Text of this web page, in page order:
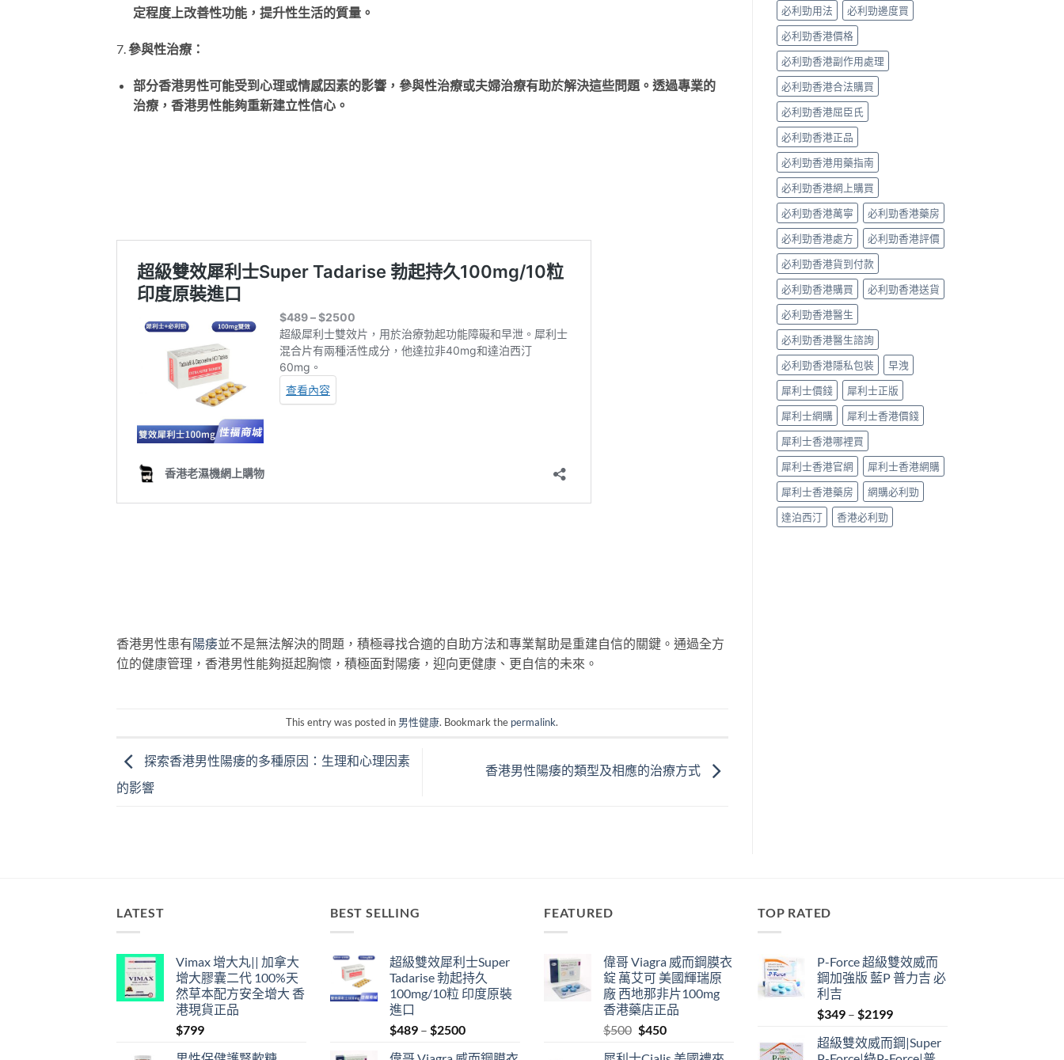
定程度上改善性功能，提升性生活的質量。
7. 參與性治療：
部分香港男性可能受到心理或情感因素的影響，參與性治療或夫婦治療有助於解決這些問題。透過專業的
治療，香港男性能夠重新建立性信心。
香港男性患有陽痿並不是無法解決的問題，積極尋找合適的自助方法和專業幫助是重建自信的關鍵。通過全方
位的健康管理，香港男性能夠挺起胸懷，積極面對陽痿，迎向更健康、更自信的未來。
This entry was posted in 男性健康. Bookmark the permalink.
探索香港男性陽痿的多種原因：生理和心理因素
的影響
香港男性陽痿的類型及相應的治療方式
「隨
興
＋
護
前
列
腺」，
但
「5mg
細
粒」
唔
等
於
「零
副
作
用」〉
中
必利勁用法
必利勁邊度買
必利勁香港價格
必利勁香港副作用處理
必利勁香港合法購買
必利勁香港屈臣氏
必利勁香港正品
必利勁香港用藥指南
必利勁香港網上購買
必利勁香港萬寧
必利勁香港藥房
必利勁香港處方
必利勁香港評價
必利勁香港貨到付款
必利勁香港購買
必利勁香港送貨
必利勁香港醫生
必利勁香港醫生諮詢
必利勁香港隱私包裝
早洩
犀利士價錢
犀利士正版
犀利士網購
犀利士香港價錢
犀利士香港哪裡買
犀利士香港官網
犀利士香港網購
犀利士香港藥房
網購必利勁
達泊西汀
香港必利勁
LATEST
Vimax 增大丸|| 加拿大
增大膠囊二代 100%天
然草本配方安全增大 香
港現貨正品
$799
BEST SELLING
超級雙效犀利士Super
Tadarise 勃起持久
100mg/10粒 印度原裝
進口
$489 – $2500Price
FEATURED
偉哥 Viagra 威而鋼膜衣
錠 萬艾可 美國輝瑞原
廠 西地那非片100mg
香港藥店正品
$500 Original
$450Current
TOP RATED
P-Force 超級雙效威而
鋼加強版 藍P 普力吉 必
利吉
$349 – $2199Price
$349
超級雙效威而鋼|Super